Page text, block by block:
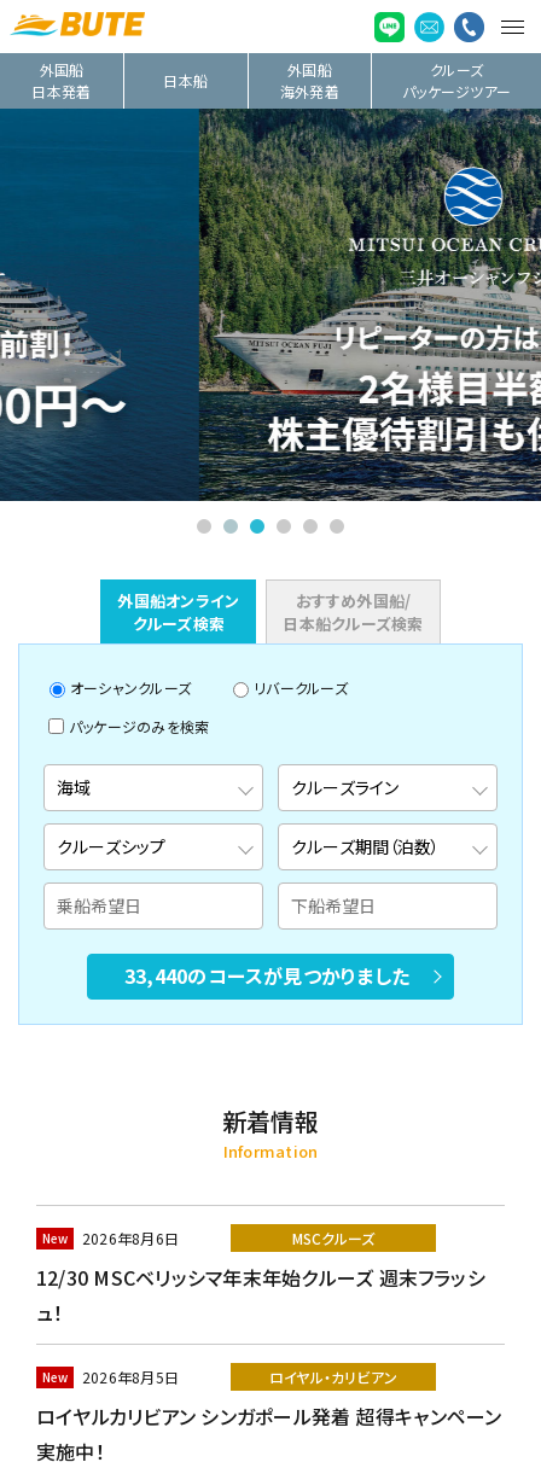
外国船
日本発着
日本船
外国船
海外発着
クルーズ
パッケージツアー
外国船オンライン
クルーズ検索
おすすめ外国船/
日本船クルーズ検索
オーシャンクルーズ
リバークルーズ
パッケージのみを検索
33,440のコースが見つかりました
新着情報
Information
2026年8月6日 MSCクルーズ
12/30 MSCベリッシマ年末年始クルーズ 週末フラッシ
ュ！
2026年8月5日 ロイヤル・カリビアン
ロイヤルカリビアン シンガポール発着 超得キャンペーン
実施中！